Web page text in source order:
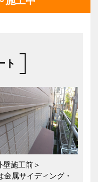
ト
壁施工前＞
金属サイディング・